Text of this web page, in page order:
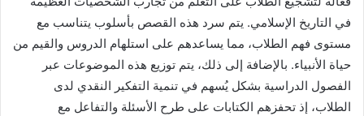
في التاريخ الإسلامي. يتم سرد هذه القصص بأسلوب يتناسب مع
مستوى فهم الطلاب، مما يساعدهم على استلهام الدروس والقيم من
حياة الأنبياء. بالإضافة إلى ذلك، يتم توزيع هذه الموضوعات عبر
الفصول الدراسية بشكل يُسهم في تنمية التفكير النقدي لدى
الطلاب، إذ تحفزهم الكتابات على طرح الأسئلة والتفاعل مع